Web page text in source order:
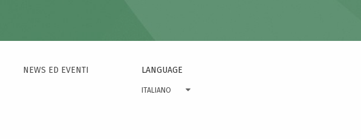
NEWS ED EVENTI LANGUAGE
ITALIANO